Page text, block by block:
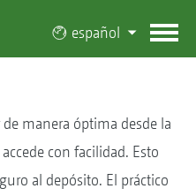
español
manera óptima desde la
con facilidad. Esto
al depósito. El práctico